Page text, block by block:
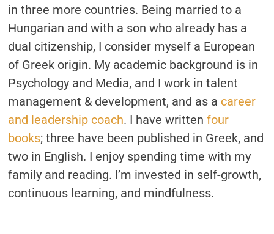
in three more countries. Being married to a
Hungarian and with a son who already has a
dual citizenship, I consider myself a European
of Greek origin. My academic background is in
Psychology and Media, and I work in talent
management & development, and as a career
and leadership coach. I have writtenfour
books; three have been published in Greek, and
two in English. I enjoy spending time with my
family and reading. I’m invested in self-growth,
continuous learning, and mindfulness.